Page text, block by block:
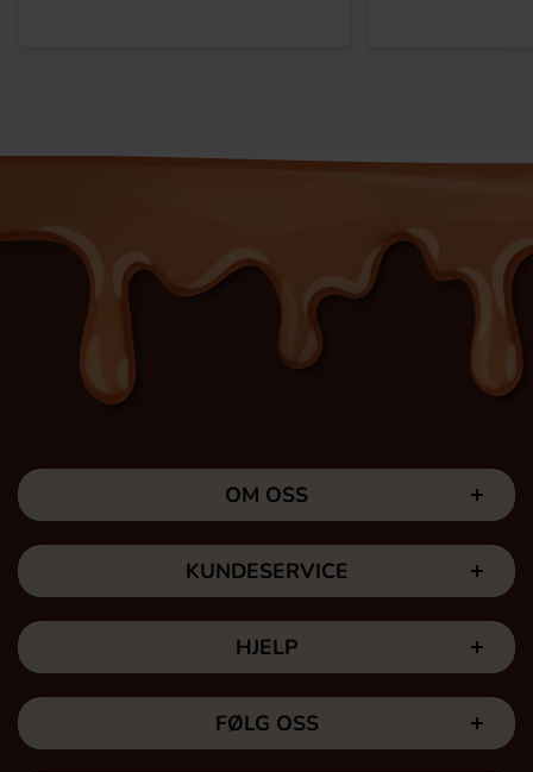
OM OSS
KUNDESERVICE
HJELP
FØLG OSS